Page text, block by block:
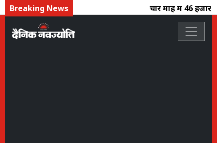
Breaking News चार माह में 46 हजार